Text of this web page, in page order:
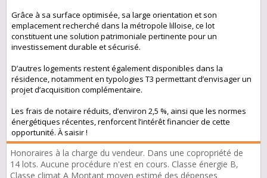
Grâce à sa surface optimisée, sa large orientation et son
emplacement recherché dans la métropole lilloise, ce lot
constituent une solution patrimoniale pertinente pour un
investissement durable et sécurisé.
D’autres logements restent également disponibles dans la
résidence, notamment en typologies T3 permettant d’envisager un
projet d’acquisition complémentaire.
Les frais de notaire réduits, d’environ 2,5 %, ainsi que les normes
énergétiques récentes, renforcent l’intérêt financier de cette
opportunité. À saisir !
Honoraires à la charge du vendeur. Dans une copropriété de
14 lots. Aucune procédure n'est en cours. Classe énergie B,
Classe climat A Montant moyen estimé des dépenses